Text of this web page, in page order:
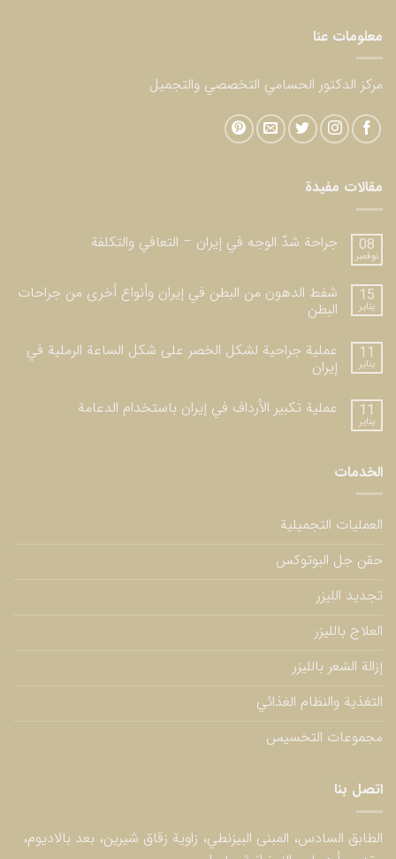
معلومات عنا
مركز الدكتور الحسامي التخصصي والتجميل
مقالات مفيدة
08
نوفمبر
جراحة شدّ الوجه في إيران – التعافي والتكلفة
15
يناير
شفط الدهون من البطن في إيران وأنواع أخرى من جراحات
البطن
11
يناير
عملية جراحية لشكل الخصر على شكل الساعة الرملية في
إيران
11
يناير
عملية تكبير الأرداف في إيران باستخدام الدعامة
الخدمات
العمليات التجميلية
حقن جل البوتوكس
تجديد الليزر
العلاج بالليزر
إزالة الشعر بالليزر
التغذية والنظام الغذائي
مجموعات التخسيس
اتصل بنا
الطابق السادس، المبنى البيزنطي، زاوية زقاق شيرين، بعد بالاديوم،